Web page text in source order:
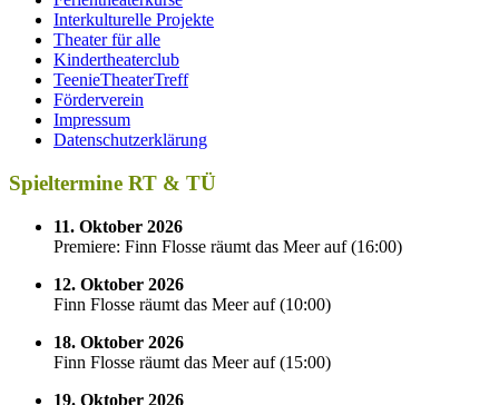
Interkulturelle Projekte
Theater für alle
Kindertheaterclub
TeenieTheaterTreff
Förderverein
Impressum
Datenschutzerklärung
Spieltermine RT & TÜ
11. Oktober 2026
Premiere: Finn Flosse räumt das Meer auf(16:00)
12. Oktober 2026
Finn Flosse räumt das Meer auf(10:00)
18. Oktober 2026
Finn Flosse räumt das Meer auf(15:00)
19. Oktober 2026